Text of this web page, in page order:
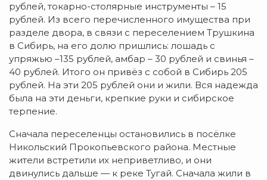
рублей, токарно-столярные инструменты – 15
рублей. Из всего перечисленного имущества при
разделе двора, в связи с переселением Трушкина
в Сибирь, на его долю пришлись: лошадь с
упряжью –135 рублей, амбар – 30 рублей и свинья –
40 рублей. Итого он привёз с собой в Сибирь 205
рублей. На эти 205 рублей они и жили. Вся надежда
была на эти деньги, крепкие руки и сибирское
терпение.
Сначала переселенцы остановились в посёлке
Никольский Прокопьевского района. Местные
жители встретили их неприветливо, и они
двинулись дальше — к реке Тугай. Сначала жили в